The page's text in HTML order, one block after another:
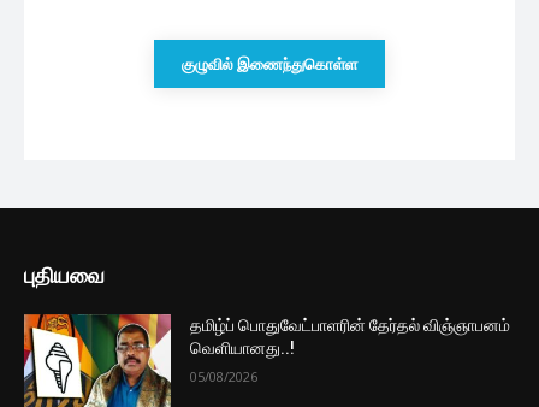
குழுவில் இணைந்துகொள்ள
புதியவை
தமிழ்ப் பொதுவேட்பாளரின் தேர்தல் விஞ்ஞாபனம்
வெளியானது..!
05/08/2026